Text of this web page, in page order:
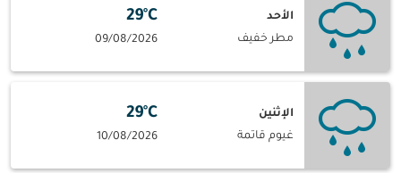
الأحد
مطر خفيف
29°C
09/08/2026
الإثنين
غيوم قاتمة
29°C
10/08/2026